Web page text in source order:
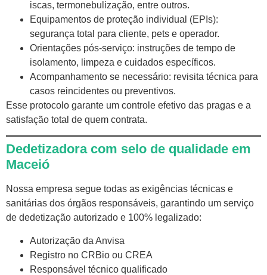
iscas, termonebulização, entre outros.
Equipamentos de proteção individual (EPIs):
segurança total para cliente, pets e operador.
Orientações pós-serviço: instruções de tempo de
isolamento, limpeza e cuidados específicos.
Acompanhamento se necessário: revisita técnica para
casos reincidentes ou preventivos.
Esse protocolo garante um controle efetivo das pragas e a
satisfação total de quem contrata.
Dedetizadora com selo de qualidade em
Maceió
Nossa empresa segue todas as exigências técnicas e
sanitárias dos órgãos responsáveis, garantindo um serviço
de dedetização autorizado e 100% legalizado:
Autorização da Anvisa
Registro no CRBio ou CREA
Responsável técnico qualificado